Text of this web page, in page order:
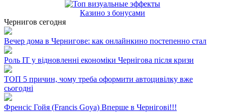
Казино з бонусами
Чернигов сегодня
Вечер дома в Чернигове: как онлайнкино постепенно стал
Роль ІТ у відновленні економіки Чернігова після кризи
ТОП 5 причин, чому треба оформити автоцивілку вже
сьогодні
Френсіс Гойя (Francis Goya) Вперше в Чернігові!!!